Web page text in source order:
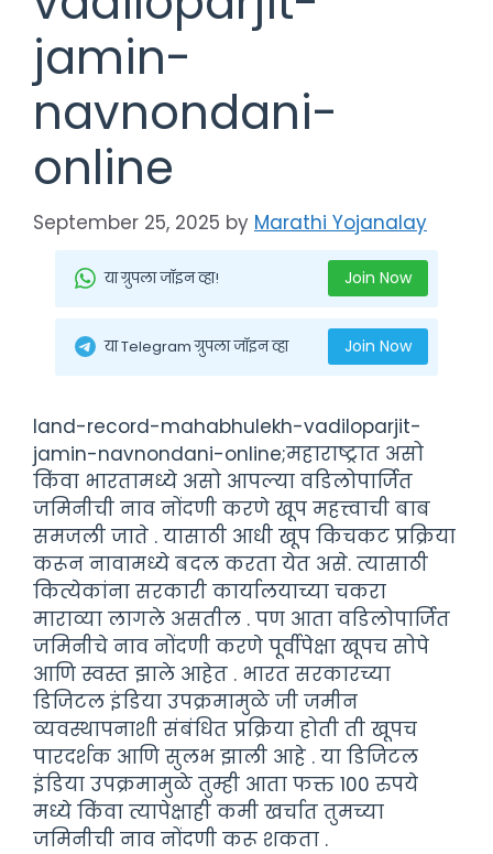
jamin-
navnondani-
online
September 25, 2025 by Marathi Yojanalay
या ग्रुपला जॉइन व्हा! Join Now
या Telegram ग्रुपला जॉइन व्हा Join Now
land-record-mahabhulekh-vadiloparjit-
jamin-navnondani-online;महाराष्ट्रात असो
किंवा भारतामध्ये असो आपल्या वडिलोपार्जित
जमिनीची नाव नोंदणी करणे खूप महत्त्वाची बाब
समजली जाते . यासाठी आधी खूप किचकट प्रक्रिया
करून नावामध्ये बदल करता येत असे. त्यासाठी
कित्येकांना सरकारी कार्यालयाच्या चकरा
माराव्या लागले असतील . पण आता वडिलोपार्जित
जमिनीचे नाव नोंदणी करणे पूर्वीपेक्षा खूपच सोपे
आणि स्वस्त झाले आहेत . भारत सरकारच्या
डिजिटल इंडिया उपक्रमामुळे जी जमीन
व्यवस्थापनाशी संबंधित प्रक्रिया होती ती खूपच
पारदर्शक आणि सुलभ झाली आहे . या डिजिटल
इंडिया उपक्रमामुळे तुम्ही आता फक्त 100 रुपये
मध्ये किंवा त्यापेक्षाही कमी खर्चात तुमच्या
जमिनीची नाव नोंदणी करू शकता .